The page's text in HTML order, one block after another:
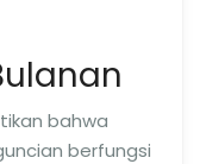
bahwa
berfungsi